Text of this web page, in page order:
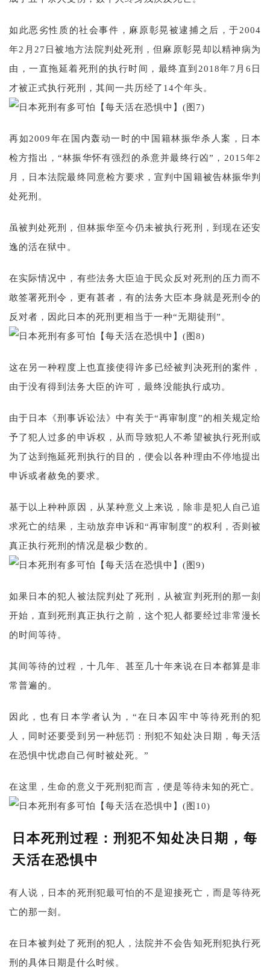
如此恶劣性质的社会事件，麻原彰晃被逮捕之后，于2004
年2月27日被地方法院判处死刑，但麻原彰晃却以精神病为
由，一直拖延着死刑的执行时间，最终直到2018年7月6日
才被正式执行死刑，其间一共历经了14个年头。
再如2009年在国内轰动一时的中国籍林振华杀人案，日本
检方指出，“林振华怀有强烈的杀意并最终行凶”，2015年2
月，日本法院最终同意检方要求，宣判中国籍被告林振华判
处死刑。
虽被判处死刑，但林振华至今仍未被执行死刑，到现在还安
逸的活在狱中。
在实际情况中，有些法务大臣迫于民众反对死刑的压力而不
敢签署死刑令，更有甚者，有的法务大臣本身就是死刑令的
反对者，因此日本的死刑更相当于一种“无期徒刑”。
这在另一种程度上也直接使得许多已经被判决死刑的案件，
由于没有得到法务大臣的许可，最终没能执行成功。
由于日本《刑事诉讼法》中有关于“再审制度”的相关规定给
予了犯人过多的申诉权，从而导致犯人不希望被执行死刑或
为了达到拖延死刑执行的目的，便会以各种理由不停地提出
申诉或者赦免的要求。
基于以上种种原因，从某种意义上来说，除非是犯人自己追
求死亡的结果，主动放弃申诉和“再审制度”的权利，否则被
真正执行死刑的情况是极少数的。
如果日本的犯人被法院判处了死刑，从被宣判死刑的那一刻
开始，直到死刑真正执行之前，这个犯人都要经过非常漫长
的时间等待。
其间等待的过程，十几年、甚至几十年来说在日本都算是非
常普遍的。
因此，也有日本学者认为，“在日本囚牢中等待死刑的犯
人，同时还要受到另一种惩罚：刑犯不知处决日期，每天活
在恐惧中忧虑自己何时被处死。”
在这里，生命的意义于死刑犯而言，便是等待未知的死亡。
日本死刑过程：刑犯不知处决日期，每
天活在恐惧中
有人说，日本的死刑犯最可怕的不是迎接死亡，而是等待死
亡的那一刻。
在日本被判处了死刑的犯人，法院并不会告知死刑犯执行死
刑的具体日期是什么时候。